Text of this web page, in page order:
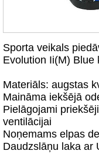
Sporta veikals
Evolution Ii(M) Blue
Materiāls: augstas
Maināma iekšējā
Pielāgojami
ventilācijai
Noņemams elpas
Daudzslāņu laka ar